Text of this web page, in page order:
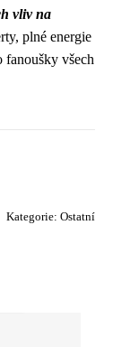
vliv na
plné energie
fanoušky všech
Kategorie: Ostatní